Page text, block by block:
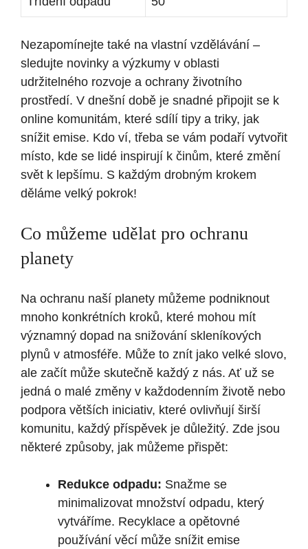
Nezapomínejte také na vlastní vzdělávání –
sledujte novinky a výzkumy v oblasti
udržitelného rozvoje a ochrany životního
prostředí. V dnešní době je snadné připojit se k
online komunitám, které sdílí tipy a triky, jak
snížit emise. Kdo ví, třeba se vám podaří vytvořit
místo, kde se lidé inspirují k činům, které změní
svět k lepšímu. S každým drobným krokem
děláme velký pokrok!
Co můžeme udělat pro ochranu
planety
Na ochranu naší planety můžeme podniknout
mnoho konkrétních kroků, které mohou mít
významný dopad na snižování skleníkových
plynů v atmosféře. Může to znít jako velké slovo,
ale začít může skutečně každý z nás. Ať už se
jedná o malé změny v každodenním životě nebo
podpora větších iniciativ, které ovlivňují širší
komunitu, každý příspěvek je důležitý. Zde jsou
některé způsoby, jak můžeme přispět:
Redukce odpadu: Snažme se
minimalizovat množství odpadu, který
vytváříme. Recyklace a opětovné
používání věcí může snížit emise